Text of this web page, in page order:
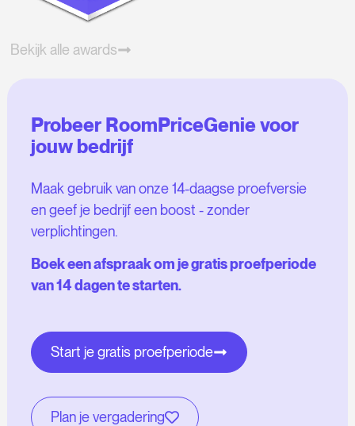
Bekijk alle awards
Probeer RoomPriceGenie voor
jouw bedrijf
Maak gebruik van onze 14-daagse proefversie
en geef je bedrijf een boost - zonder
verplichtingen.
Boek een afspraak om je gratis proefperiode
van 14 dagen te starten.
Start je gratis proefperiode
Plan je vergadering